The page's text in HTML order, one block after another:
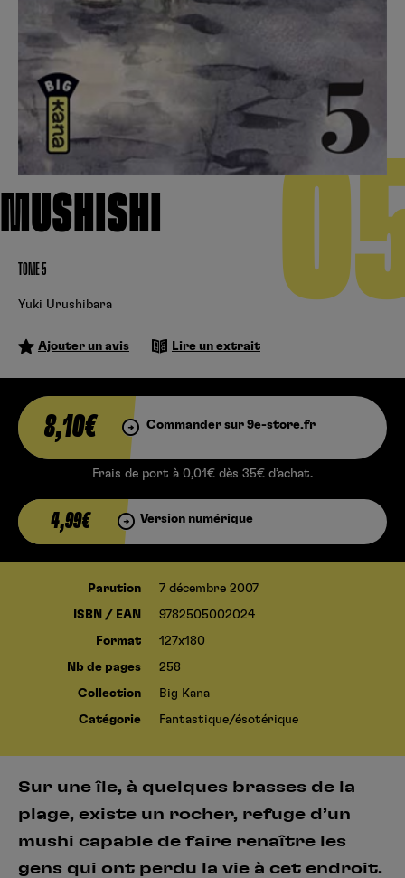
MUSHISHI
TOME 5
Yuki Urushibara
Ajouter un avis Lire un extrait
8,10€ Commander sur 9e-store.fr
Frais de port à 0,01€ dès 35€ d’achat.
4,99€ Version numérique
Parution 7 décembre 2007
ISBN / EAN 9782505002024
Format 127x180
Nb de pages 258
Collection Big Kana
Catégorie Fantastique/ésotérique
Sur une île, à quelques brasses de la
plage, existe un rocher, refuge d’un
mushi capable de faire renaître les
gens qui ont perdu la vie à cet endroit.
Cultura
Kobo
Se connecter S’inscrire
Hunter x Hunter
Fire Force
Black Butler